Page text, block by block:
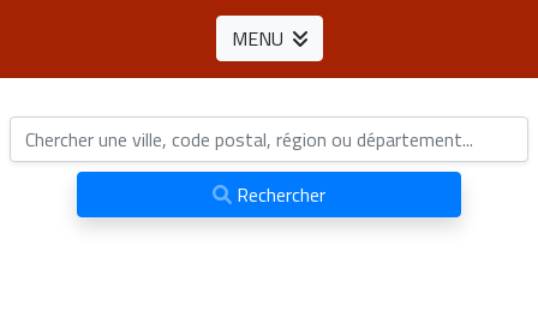
MENU
Rechercher